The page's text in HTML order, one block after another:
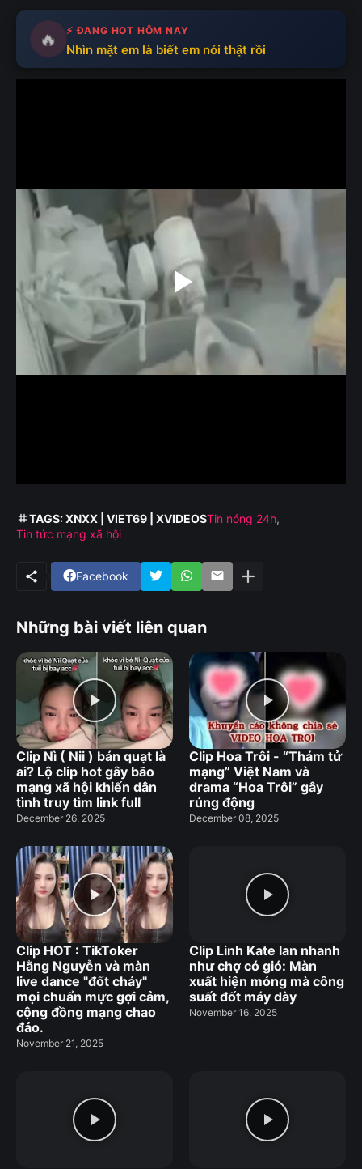
🔥 ⚡ ĐANG HOT HÔM NAY
Nhìn mặt em là biết em nói thật rồi
TAGS: XNXX | VIET69 | XVIDEOSTin nóng 24h
Tin tức mạng xã hội
Facebook
Những bài viết liên quan
Clip Nì ( Nii ) bán quạt là
ai? Lộ clip hot gây bão
mạng xã hội khiến dân
tình truy tìm link full
December 26, 2025
Clip Hoa Trôi - “Thám tử
mạng” Việt Nam và
drama “Hoa Trôi” gây
rúng động
December 08, 2025
Clip HOT : TikToker
Hằng Nguyễn và màn
live dance "đốt cháy"
mọi chuẩn mực gợi cảm,
cộng đồng mạng chao
đảo.
November 21, 2025
Clip Linh Kate lan nhanh
như chợ có gió: Màn
xuất hiện mỏng mà công
suất đốt máy dày
November 16, 2025